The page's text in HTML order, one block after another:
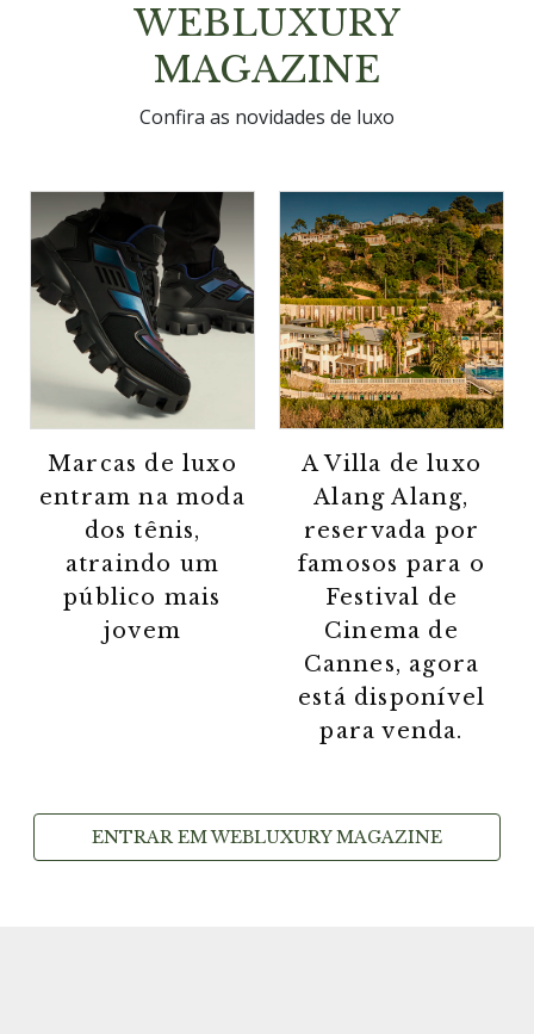
WEBLUXURY
MAGAZINE
Confira as novidades de luxo
Marcas de luxo
entram na moda
dos tênis,
atraindo um
público mais
jovem
A Villa de luxo
Alang Alang,
reservada por
famosos para o
Festival de
Cinema de
Cannes, agora
está disponível
para venda.
ENTRAR EM WEBLUXURY MAGAZINE